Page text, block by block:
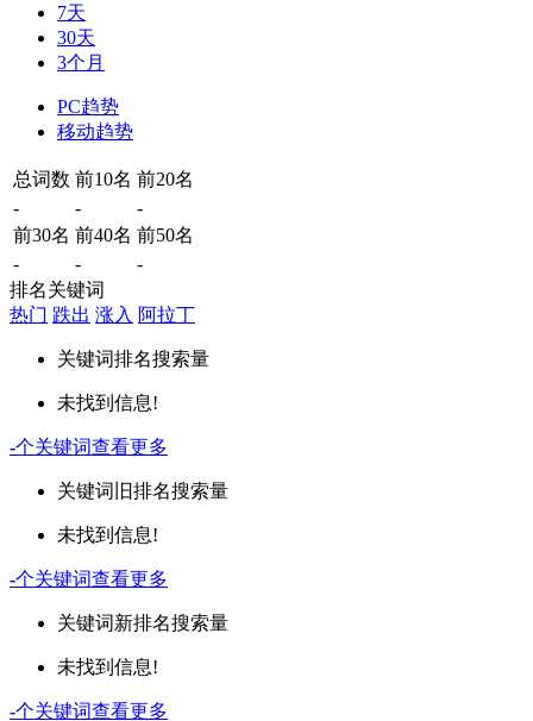
7天
30天
3个月
PC趋势
移动趋势
总词数 前10名 前20名
-
-
-
前30名 前40名 前50名
-
-
-
排名关键词
热门 跌出 涨入 阿拉丁
关键词排名搜索量
未找到信息!
-个关键词查看更多
关键词 旧排名搜索量
未找到信息!
-个关键词查看更多
关键词新排名搜索量
未找到信息!
-个关键词查看更多